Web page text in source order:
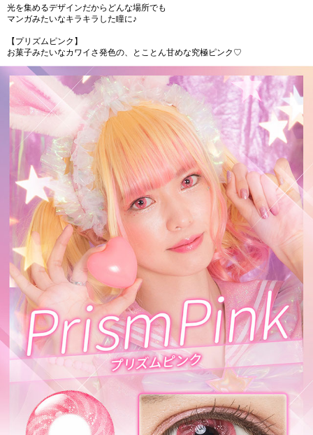
光を集めるデザインだからどんな場所でも
マンガみたいなキラキラした瞳に♪
【プリズムピンク】
お菓子みたいなカワイさ発色の、とことん甘めな究極ピンク♡